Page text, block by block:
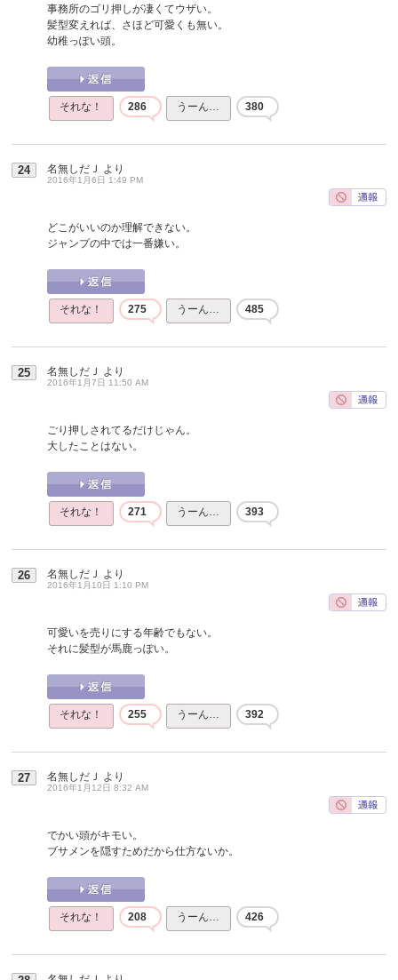
事務所のゴリ押しが凄くてウザい。
髪型変えれば、さほど可愛くも無い。
幼稚っぽい頭。
それな！ 286 うーん… 380
24 名無しだＪ より
2016年1月6日 1:49 PM
どこがいいのか理解できない。
ジャンプの中では一番嫌い。
それな！ 275 うーん… 485
25 名無しだＪ より
2016年1月7日 11:50 AM
ごり押しされてるだけじゃん。
大したことはない。
それな！ 271 うーん… 393
26 名無しだＪ より
2016年1月10日 1:10 PM
可愛いを売りにする年齢でもない。
それに髪型が馬鹿っぽい。
それな！ 255 うーん… 392
27 名無しだＪ より
2016年1月12日 8:32 AM
でかい頭がキモい。
ブサメンを隠すためだから仕方ないか。
それな！ 208 うーん… 426